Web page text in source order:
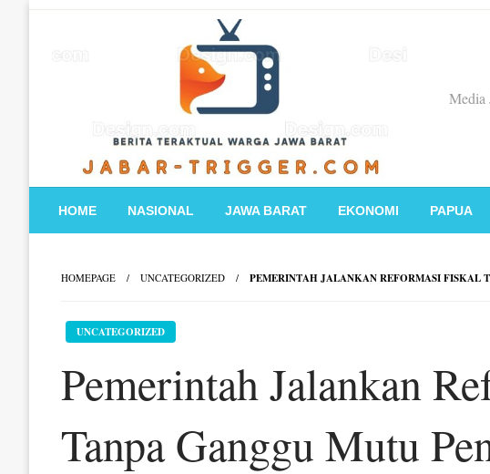
Media
HOME NASIONAL JAWA BARAT EKONOMI PAPUA
HOMEPAGE UNCATEGORIZED PEMERINTAH JALANKAN REFORMASI FISKAL
UNCATEGORIZED
Pemerintah Jalankan
Tanpa Ganggu Mutu